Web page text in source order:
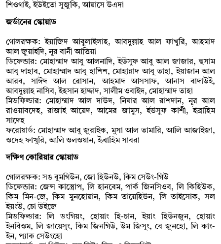
শিওগাই, ইউইতো সুজুকি, আয়াসে উএদা
জর্ডানের স্কোয়াড
গোলরক্ষক: ইয়াজিদ আবুলাইলাহ, আবদুল্লাহ আল ফাখুরি, আহমাদ
আল জুয়াইদি, নূর বানী আত্তিয়া
ডিফেন্ডার: মোহাম্মাদ আবু আলনাদি, ইউসুফ আবু আল জাজার, হুসাম
আবু দাহাব, মোহাম্মাদ আবু হাশিশ, মোহান্নাদ আবু তাহা, ইয়াজান আল
আরব, সাঈদ আল রোসান, আহমাদ আসসাফ, আনাস বাদাউই,
আবদুল্লাহ নাসিব, ইহসান হাদ্দাদ, সালীম ওবাইদ, মোহাম্মাদ তাহা
মিডফিল্ডার: মোহাম্মাদ আল দাউদ, নিযার আল রাশদান, নূর আল
রাওয়াবদেহ, রাজাই আয়েদ, আমের জামুস, ইউসুফ কাশী, ইব্রাহিম
সাদেহ
ফরোয়ার্ড: মোহাম্মাদ আবু জুরাইক, মুসা আল তামারি, আলি আজাইজা,
ওদেহ ফাখুরি, আলি ওলওয়ান, ইব্রাহিম সাবরা
দক্ষিণ কোরিয়ার স্কোয়াড
গোলরক্ষক: সঙ বুমগিউন, জো হিউনউ, কিম সেউং-গিউ
ডিফেন্ডার: জেন্স কাস্ত্রোপ, লি হানবেম, পার্ক জিনসিওব, লি কিহিউক,
কিম মিন-জে, কিম মুনহোয়ান, কিম তায়েহিউন, লি তাইসোক, সল
ইয়ংউ, চো উইজে
মিডফিল্ডার: লি ডংগিয়ং, হোয়াং হি-চান, ইয়াং হিউনজুন, হোয়াং
ইনবিওম, লি জায়েসুং, কিম জিনগিউ, উম জিসুং, বে জুনহো, লি কাং-
ইন, প্যাক সেউংহো